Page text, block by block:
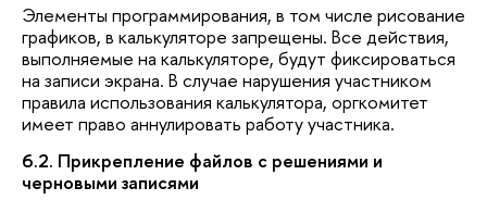
Элементы программирования, в том числе рисование
графиков, в калькуляторе запрещены. Все действия,
выполняемые на калькуляторе, будут фиксироваться
на записи экрана. В случае нарушения участником
правила использования калькулятора, оргкомитет
имеет право аннулировать работу участника.
6.2. Прикрепление файлов с решениями и
черновыми записями